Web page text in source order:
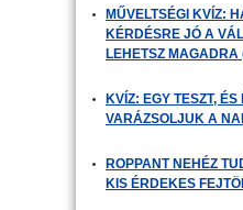
MŰVELTSÉGI KVÍZ:
KÉRDÉSRE JÓ A
LEHETSZ MAGADRA
KVÍZ: EGY TESZT,
VARÁZSOLJUK A
ROPPANT NEHÉZ
KIS ÉRDEKES